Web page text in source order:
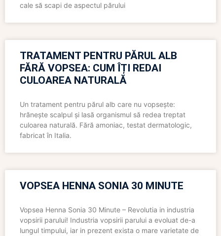
cale să scapi de aspectul părului
TRATAMENT PENTRU PĂRUL ALB
FĂRĂ VOPSEA: CUM ÎȚI REDAI
CULOAREA NATURALĂ
Un tratament pentru părul alb care nu vopsește:
hrănește scalpul și lasă organismul să redea treptat
culoarea naturală. Fără amoniac, testat dermatologic,
fabricat în Italia.
VOPSEA HENNA SONIA 30 MINUTE
Vopsea Henna Sonia 30 Minute – Revolutia in industria
vopsirii parului! Industria vopsirii parului a evoluat de-a
lungul timpului, iar in prezent exista o mare varietate de